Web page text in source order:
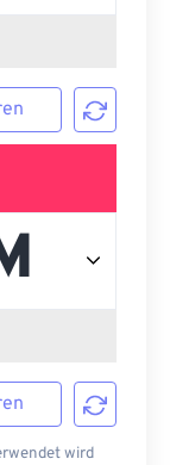
wird